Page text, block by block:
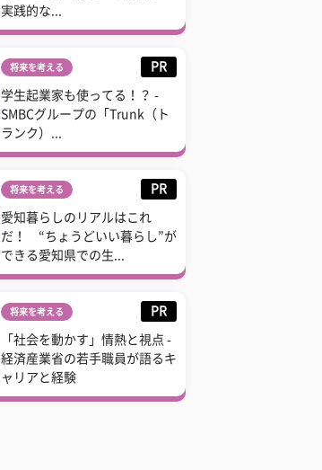
実践的な...
将来を考える PR
学生起業家も使ってる！？ -
SMBCグループの「Trunk（ト
ランク）...
将来を考える PR
愛知暮らしのリアルはこれ
だ！ “ちょうどいい暮らし”が
できる愛知県での生...
将来を考える PR
「社会を動かす」情熱と視点 -
経済産業省の若手職員が語るキ
ャリアと経験